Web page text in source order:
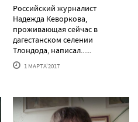
Российский журналист
Надежда Кеворкова,
проживающая сейчас в
дагестанском селении
Тлондода, написал......
1 МАРТА'2017